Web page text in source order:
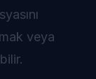
veya